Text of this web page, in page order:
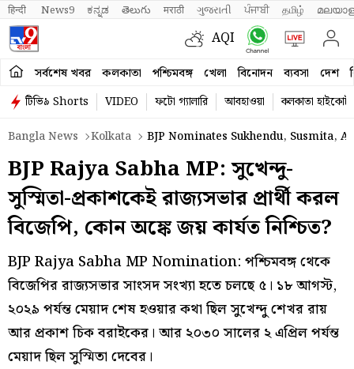
हिन्दी News9 ಕನ್ನಡ తెలుగు मराठी ગુજરાતી ਪੰਜਾਬੀ தமிழ்
AQI
সর্বশেষ খবর কলকাতা পশ্চিমবঙ্গ খেলা বিনোদন ব্যবসা দেশ
টিভি৯ Shorts VIDEO ফটো গ্যালারি আবহাওয়া
কলকাতা হাইকোর্ট
Bangla News
Kolkata BJP Nominates Sukhendu, Susmita,
BJP Rajya Sabha MP: সুখেন্দু-
সুস্মিতা-প্রকাশকেই রাজ্যসভার প্রার্থী করল
বিজেপি, কোন অঙ্কে জয় কার্যত নিশ্চিত?
BJP Rajya Sabha MP Nomination: পশ্চিমবঙ্গ থেকে
বিজেপির রাজ্যসভার সাংসদ সংখ্যা হতে চলছে ৫। ১৮ আগস্ট,
২০২৯ পর্যন্ত মেয়াদ শেষ হওয়ার কথা ছিল সুখেন্দু শেখর রায়
আর প্রকাশ চিক বরাইকের। আর ২০৩০ সালের ২ এপ্রিল পর্যন্ত
মেয়াদ ছিল সুস্মিতা দেবের।